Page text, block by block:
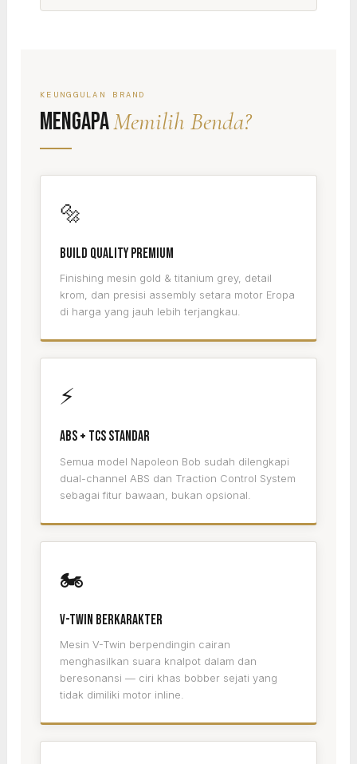
KEUNGGULAN BRAND
MengapaMemilih Benda?
🔩
Build Quality Premium
Finishing mesin gold & titanium grey, detail
krom, dan presisi assembly setara motor Eropa
di harga yang jauh lebih terjangkau.
⚡
ABS + TCS Standar
Semua model Napoleon Bob sudah dilengkapi
dual-channel ABS dan Traction Control System
sebagai fitur bawaan, bukan opsional.
🏍️
V-Twin Berkarakter
Mesin V-Twin berpendingin cairan
menghasilkan suara knalpot dalam dan
beresonansi — ciri khas bobber sejati yang
tidak dimiliki motor inline.